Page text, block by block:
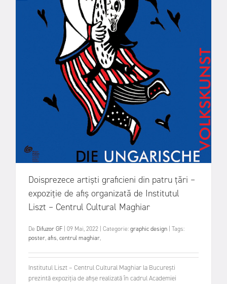
Doisprezece artiști graficieni din patru țări –
expoziție de afiș organizată de Institutul
Liszt – Centrul Cultural Maghiar
De Difuzor GF 09 Mai, 2022 Categorie:graphic design Tags:
poster,afis,centrul maghiar,
Institutul Liszt – Centrul Cultural Maghiar la București
prezintă expoziția de afișe realizată în cadrul Academiei